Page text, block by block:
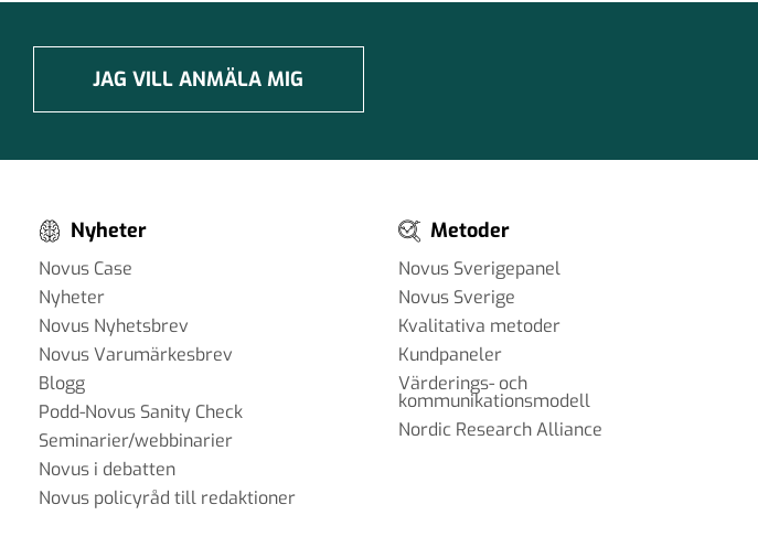
JAG VILL ANMÄLA MIG
Nyheter
Novus Case
Nyheter
Novus Nyhetsbrev
Novus Varumärkesbrev
Blogg
Podd-Novus Sanity Check
Seminarier/webbinarier
Novus i debatten
Novus policyråd till redaktioner
Metoder
Novus Sverigepanel
Novus Sverige
Kvalitativa metoder
Kundpaneler
Värderings- och
kommunikationsmodell
Nordic Research Alliance